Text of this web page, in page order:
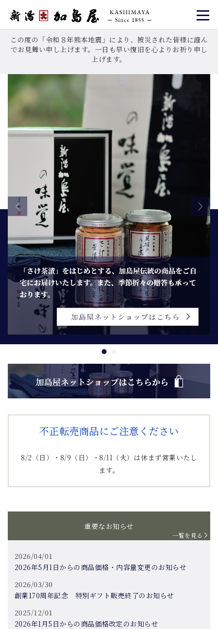
この度の「令和８年熊本地震」により、被災された皆様に謹ん
でお見舞い申し上げます。一日も早い復旧を心よりお祈り申し
上げます。
不正転売商品にご注意ください
8/2（日）・8/9（日）・8/11（火）は休まず営業いたし
ます。
重要なお知らせ
一覧を見る
2026/04/01
2026年5月1日からの商品価格・内容量変更のお知らせ
2026/03/30
創業170周年記念 特別ギフト販売終了のお知らせ
2025/12/01
2026年1月5日からの商品価格改定のお知らせ